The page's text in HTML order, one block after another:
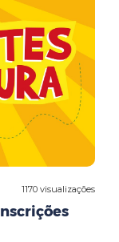
1170 visualizações